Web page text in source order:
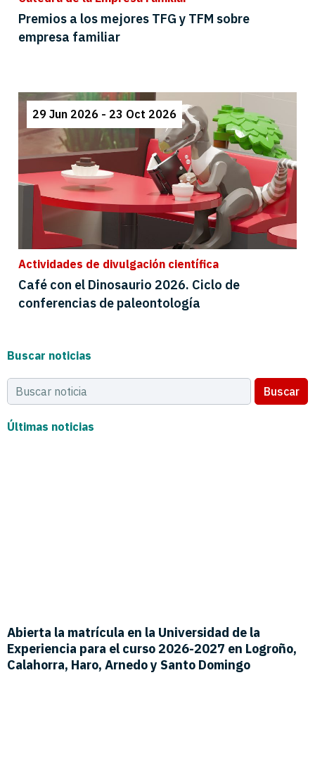
Premios a los mejores TFG y TFM sobre
empresa familiar
29 Jun 2026 - 23 Oct 2026
Actividades de divulgación científica
Café con el Dinosaurio 2026. Ciclo de
conferencias de paleontología
Buscar noticias
Buscar
Últimas noticias